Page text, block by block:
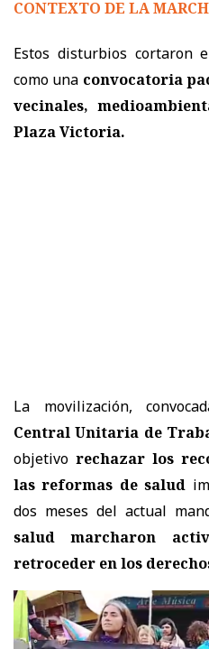
CONTEXTO DE LA
Estos disturbios cortaron
como una convocatoria
vecinales,
Plaza Victoria.
La movilización,
Central Unitaria de
objetivo rechazar los
las reformas de salud
dos meses del actual
salud marcharon
retroceder en los